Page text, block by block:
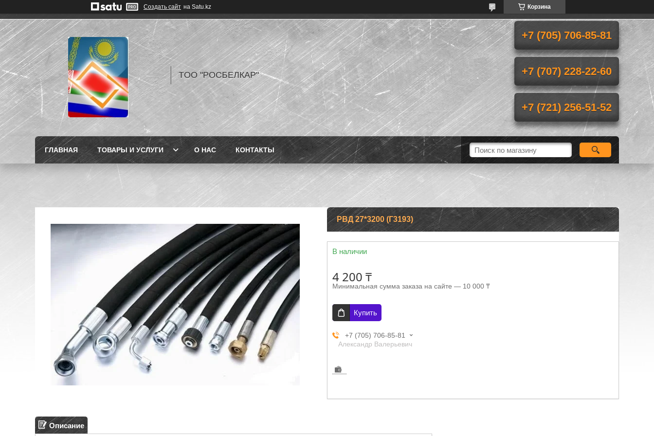
Создать сайт на Satu.kz Корзина
TOO "РОСБЕЛКАР"
+7 (705) 706-85-81
+7 (707) 228-22-60
+7 (721) 256-51-52
ГЛАВНАЯ ТОВАРЫ И УСЛУГИ О НАС КОНТАКТЫ
РВД 27*3200 (Г3193)
В наличии
4 200 ₸
Минимальная сумма заказа на сайте — 10 000 ₸
Купить
+7 (705) 706-85-81
Александр Валерьевич
Описание